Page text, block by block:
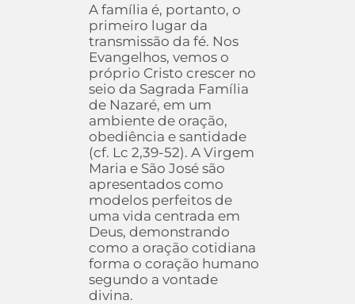
A família é, portanto, o
primeiro lugar da
transmissão da fé. Nos
Evangelhos, vemos o
próprio Cristo crescer no
seio da Sagrada Família
de Nazaré, em um
ambiente de oração,
obediência e santidade
(cf. Lc 2,39-52). A Virgem
Maria e São José são
apresentados como
modelos perfeitos de
uma vida centrada em
Deus, demonstrando
como a oração cotidiana
forma o coração humano
segundo a vontade
divina.